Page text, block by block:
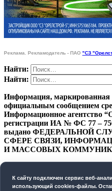
Реклама. Рекламодатель - ПАО "СЗ
Найти:
Найти:
Информация, маркированная
официальным сообщением
Информационное агентство
регистрации ИА № ФС 77 –
выдано ФЕДЕРАЛЬНОЙ
СФЕРЕ СВЯЗИ,
И МАССОВЫХ
СОГЛАСИЕ НА
К cайту подключен сервис веб-
использующий cookies-файлы.